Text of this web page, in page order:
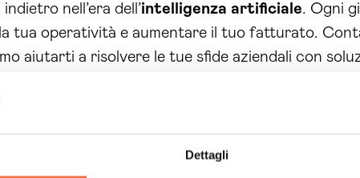
Dettagli
nell’era dell’intelligenza artificiale. Ogni
tua operatività e aumentare il tuo fatturato.
aiutarti a risolvere le tue sfide aziendali con
il nostro servizio di
.